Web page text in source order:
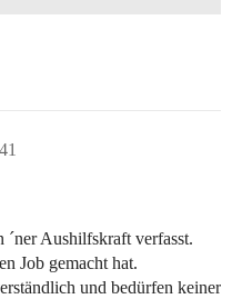
Aushilfskraft verfasst.
Job gemacht hat.
und bedürfen keiner